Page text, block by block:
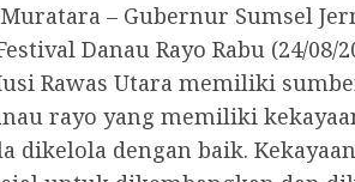
– Gubernur Sumsel
Danau Rayo Rabu (24/08/
Rawas Utara memiliki
rayo yang memiliki
dikelola dengan baik.